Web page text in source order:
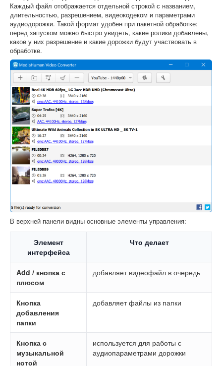
Каждый файл отображается отдельной строкой с названием,
длительностью, разрешением, видеокодеком и параметрами
аудиодорожки. Такой формат удобен при пакетной обработке:
перед запуском можно быстро увидеть, какие ролики добавлены,
какое у них разрешение и какие дорожки будут участвовать в
обработке.
В верхней панели видны основные элементы управления:
Элемент
интерфейса
Что делает
Add / кнопка с
плюсом
добавляет видеофайл в очередь
Кнопка
добавления
папки
добавляет файлы из папки
Кнопка с
музыкальной
нотой
используется для работы с
аудиопараметрами дорожки